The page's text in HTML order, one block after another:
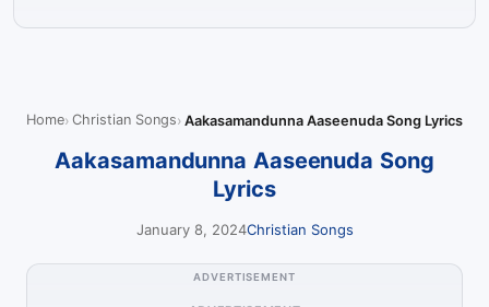
Home Christian Songs Aakasamandunna Aaseenuda Song Lyrics
Aakasamandunna Aaseenuda Song
Lyrics
January 8, 2024Christian Songs
ADVERTISEMENT